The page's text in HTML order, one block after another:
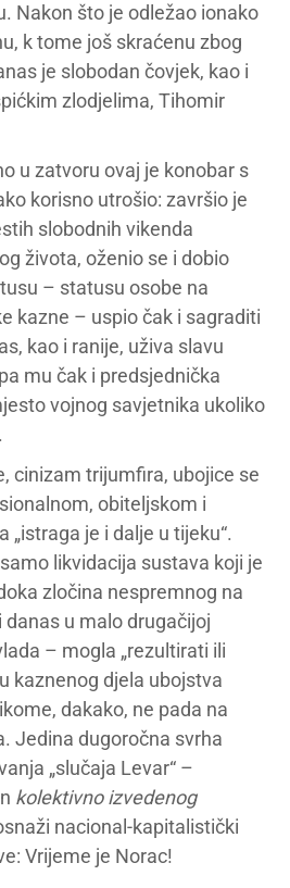
Nakon što je odležao ionako
k tome još skraćenu zbog
je slobodan čovjek, kao i
zlodjelima, Tihomir
u zatvoru ovaj je konobar s
korisno utrošio: završio je
slobodnih vikenda
života, oženio se i dobio
– statusu osobe na
kazne – uspio čak i sagraditi
kao i ranije, uživa slavu
mu čak i predsjednička
vojnog savjetnika ukoliko
cinizam trijumfira, ubojice se
obiteljskom i
„istraga je i dalje u tijeku“.
likvidacija sustava koji je
zločina nespremnog na
u malo drugačijoj
– mogla „rezultirati ili
kaznenog djela ubojstva
dakako, ne pada na
Jedina dugoročna svrha
„slučaja Levar“ –
kolektivno izvedenog
nacional-kapitalistički
Vrijeme je Norac!